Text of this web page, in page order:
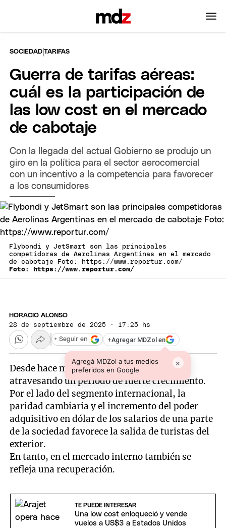
SOCIEDAD |TARIFAS
Guerra de tarifas aéreas:
cuál es la participación de
las low cost en el mercado
de cabotaje
Con la llegada del actual Gobierno se produjo un
giro en la política para el sector aerocomercial
con un incentivo a la competencia para favorecer
a los consumidores
Flybondi y JetSmart son las principales
competidoras de Aerolínas Argentinas en el mercado
de cabotaje Foto: https://www.reportur.com/
Foto: https://www.reportur.com/
HORACIO ALONSO
28 de septiembre de 2025 · 17:25 hs
+Agregar MDZol en
Agregá MDZol a tus medios
preferidos en Google
×
+ Seguir en
Desde hace meses, el mercado aéreo está
atravesando un período de fuerte crecimiento.
Por el lado del segmento internacional, la
paridad cambiaria y el incremento del poder
adquisitivo en dólar de los salarios de una parte
de la sociedad favorece la salida de turistas del
exterior.
En tanto, en el mercado interno también se
refleja una recuperación.
TE PUEDE INTERESAR
Una low cost enloqueció y vende
vuelos a US$3 a Estados Unidos